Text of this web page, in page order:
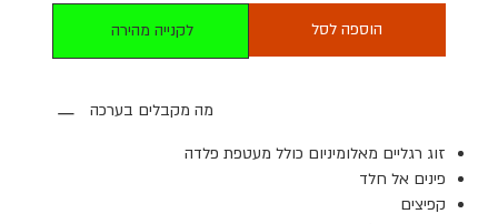
הוספה לסל לקנייה מהירה
מה מקבלים בערכה
זוג רגליים מאלומיניום כולל מעטפת פלדה
פינים אל חלד
קפיצים